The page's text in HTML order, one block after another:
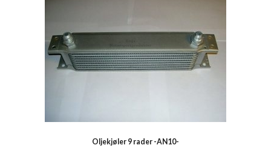
Oljekjøler 9 rader -AN10-